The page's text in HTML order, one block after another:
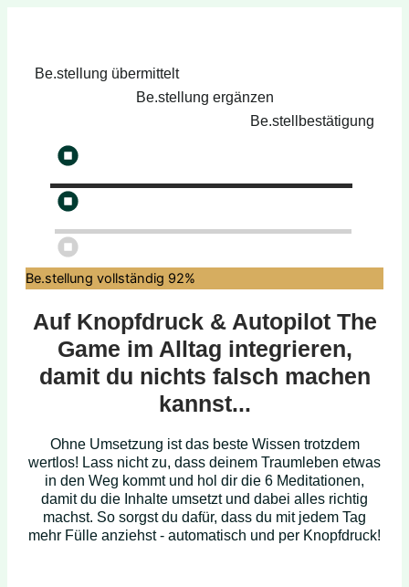
Be.stellung übermittelt
Be.stellung ergänzen
Be.stellbestätigung
Be.stellung vollständig 92%
Auf Knopfdruck & Autopilot The
Game im Alltag integrieren,
damit du nichts falsch machen
kannst...
Ohne Umsetzung ist das beste Wissen trotzdem
wertlos! Lass nicht zu, dass deinem Traumleben etwas
in den Weg kommt und hol dir die 6 Meditationen,
damit du die Inhalte umsetzt und dabei alles richtig
machst. So sorgst du dafür, dass du mit jedem Tag
mehr Fülle anziehst - automatisch und per Knopfdruck!